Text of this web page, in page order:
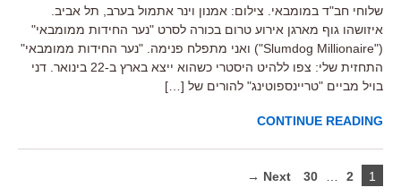
שלוחי חב"ד במומבאי. צילום: אמנון וינר אתמול בערב, תל אביב.
איזושהו גוף מארגן אירוע טרום בכורה לסרט "נער החידות ממומבאי"
("Slumdog Millionaire") ואני מתפלח פנימה. "נער החידות ממומבאי"
התחזית שלי: צפו ללהיט היסטרי כשהוא ייצא בארץ ב-22 בינואר. דני
בויל מביים "טריינספוטינג" להורים של […]
CONTINUE READING
1
2
30
Next →